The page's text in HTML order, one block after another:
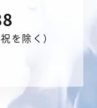
を除く）